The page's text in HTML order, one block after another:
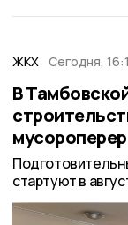
ЖКХ Сегодня,
В
стартуют в